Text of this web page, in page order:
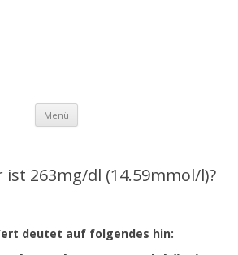
Menü Zum Inhalt springen
263mg/dl (14.59mmol/l)?
deutet auf folgendes hin: